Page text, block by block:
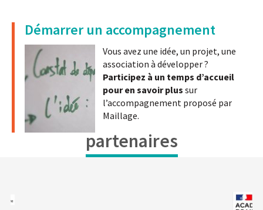
Démarrer un accompagnement
Vous avez une idée, un projet, une
association à développer ?
Participez à un temps d’accueil
pour en savoir plus sur
l’accompagnement proposé par
Maillage.
partenaires